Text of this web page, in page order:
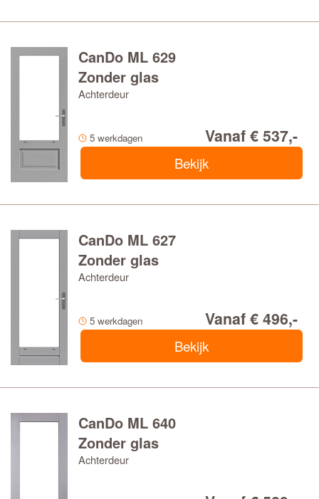
CanDo ML 629
Zonder glas
Achterdeur
5 werkdagen Vanaf € 537,-
Bekijk
CanDo ML 627
Zonder glas
Achterdeur
5 werkdagen Vanaf € 496,-
Bekijk
CanDo ML 640
Zonder glas
Achterdeur